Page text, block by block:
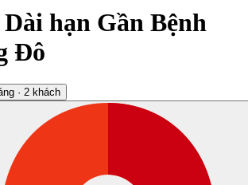
hạn Gần Bệnh
Đô
· 2 khách